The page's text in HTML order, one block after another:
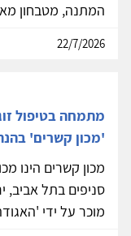
המתנה, מטבחון
22/7/2026
מתמחה בטיפול
'מכון קשרים'
מכון קשרים הינו
סניפים בתל אביב,
מוכר על ידי